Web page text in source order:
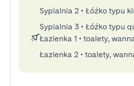
Sypialnia 2 • Łóżko typu
Sypialnia 3 • Łóżko typu
Łazienka 1 • toalety,
Łazienka 2 • toalety,